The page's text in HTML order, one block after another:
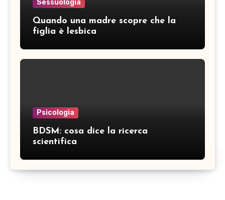
Sessuologia
Quando una madre scopre che la
figlia è lesbica
Psicologia
BDSM: cosa dice la ricerca
scientifica